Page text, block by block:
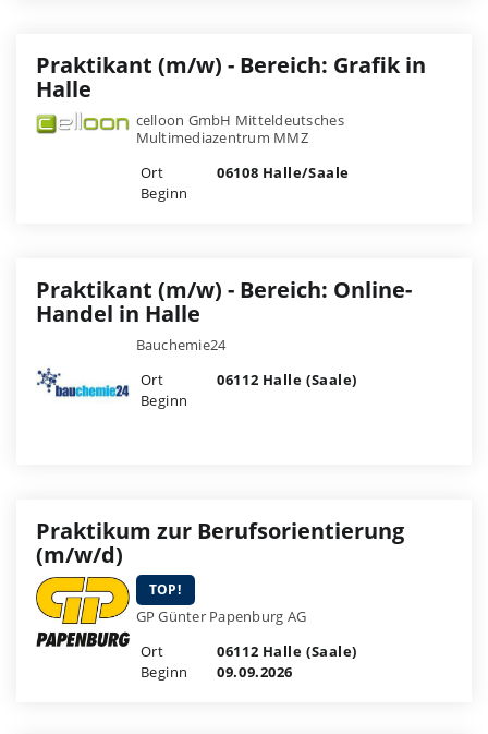
Praktikant (m/w) - Bereich: Grafik in
Halle
celloon GmbH Mitteldeutsches
Multimediazentrum MMZ
Ort
06108 Halle/Saale
Beginn
Praktikant (m/w) - Bereich: Online-
Handel in Halle
Bauchemie24
Ort
06112 Halle (Saale)
Beginn
Praktikum zur Berufsorientierung
(m/w/d)
TOP!
GP Günter Papenburg AG
Ort
06112 Halle (Saale)
Beginn
09.09.2026